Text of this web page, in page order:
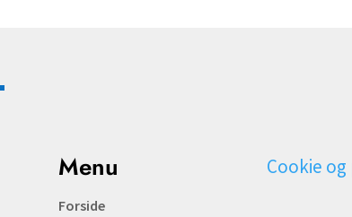
Menu
Forside
Cookie